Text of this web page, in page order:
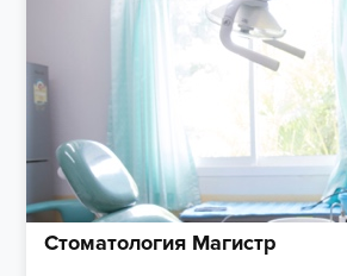
Стоматология Магистр